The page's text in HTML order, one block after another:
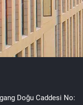
Doğu Caddesi No: